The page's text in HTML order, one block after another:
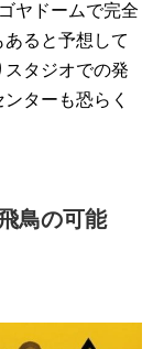
ヤドームで完全
ると予想して
タジオでの発
ターも恐らく
鳥の可能